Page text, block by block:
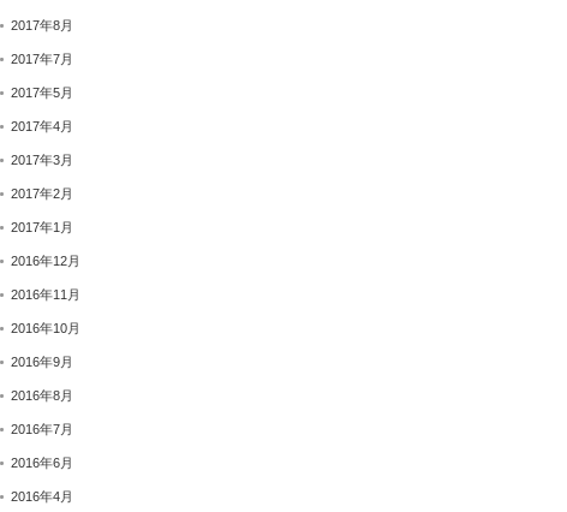
2017年8月
2017年7月
2017年5月
2017年4月
2017年3月
2017年2月
2017年1月
2016年12月
2016年11月
2016年10月
2016年9月
2016年8月
2016年7月
2016年6月
2016年4月